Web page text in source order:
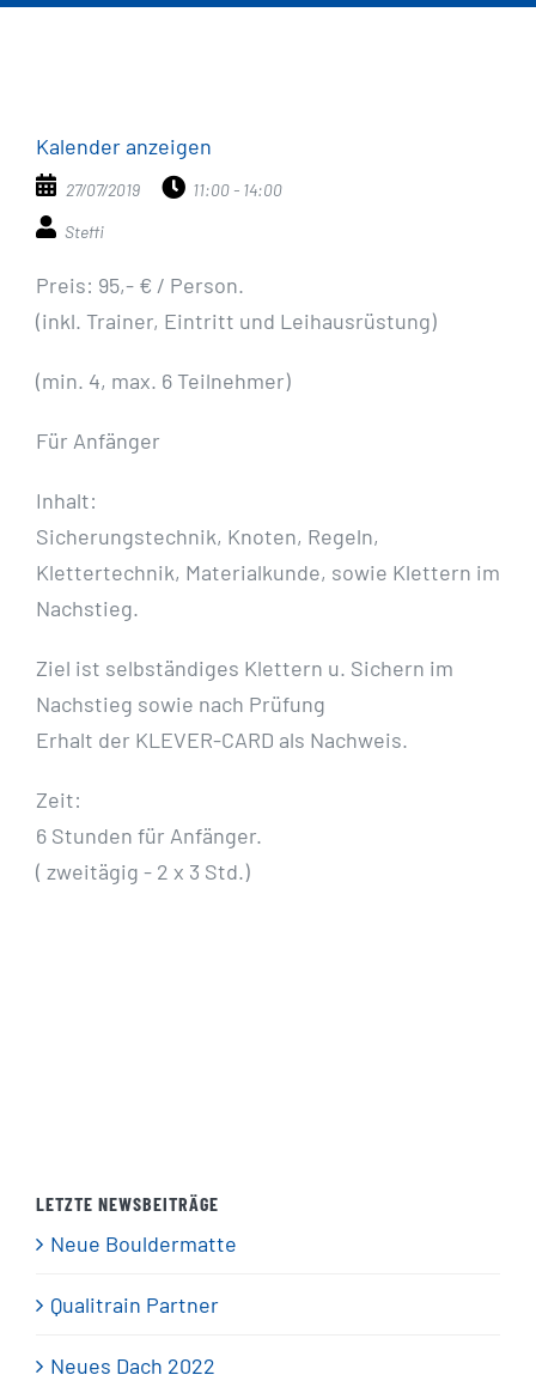
Kalender anzeigen
27/07/2019 11:00 - 14:00
Steffi
Preis: 95,- € / Person.
(inkl. Trainer, Eintritt und Leihausrüstung)
(min. 4, max. 6 Teilnehmer)
Für Anfänger
Inhalt:
Sicherungstechnik, Knoten, Regeln,
Klettertechnik, Materialkunde, sowie Klettern im
Nachstieg.
Ziel ist selbständiges Klettern u. Sichern im
Nachstieg sowie nach Prüfung
Erhalt der KLEVER-CARD als Nachweis.
Zeit:
6 Stunden für Anfänger.
( zweitägig - 2 x 3 Std.)
LETZTE NEWSBEITRÄGE
Neue Bouldermatte
Qualitrain Partner
Neues Dach 2022